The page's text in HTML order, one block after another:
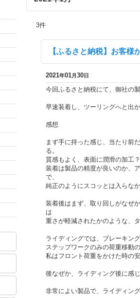
3件
【ふるさと納税】お客
2021年01月30日
今回ふるさと納税にて、御社の
早速装着し、ツーリングへと出
感想
まず手に持った感じ、当たり前
る。
質感もよく、表面に潤滑の加工
装着は製品の精度が良いのか、
で、
純正のようにスコッとは入らな
装着後はまず、取り回しがなぜ
は
重さが軽減されたかのような、
ライディングでは、ブレーキン
ステップワークのみの荷重移動
私はフロント荷重をかけた時の
後なぜか、ライディング後に感
非常によい製品で、ライディン